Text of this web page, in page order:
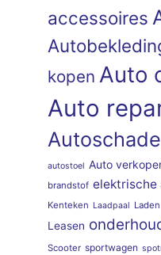
accessoires
kopen Auto
Auto
Autoschade
autostoel Auto
brandstof elektrische
Kenteken Laadpaal Laden
Leasen
Scooter sportwagen